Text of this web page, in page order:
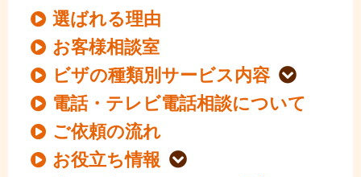
選ばれる理由
お客様相談室
ビザの種類別サービス内容
電話・テレビ電話相談について
ご依頼の流れ
お役立ち情報